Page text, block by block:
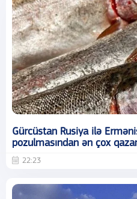
Gürcüstan Rusiya ilə
pozulmasından ən çox
22:23